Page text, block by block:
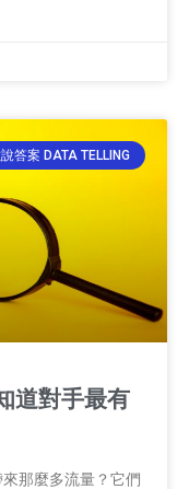
答案 DATA TELLING
道對手最有
那麼多流量？它們